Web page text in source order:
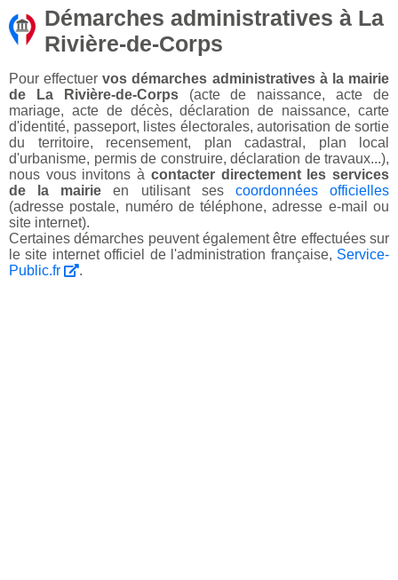
Démarches administratives à La
Rivière-de-Corps
Pour effectuervos démarches administratives à la mairie
de La Rivière-de-Corps(acte de naissance, acte de
mariage, acte de décès, déclaration de naissance, carte
d'identité, passeport, listes électorales, autorisation de sortie
du territoire, recensement, plan cadastral, plan local
d'urbanisme, permis de construire, déclaration de travaux...),
nous vous invitons à contacter directement les services
de la mairie en utilisant ses coordonnées officielles
(adresse postale, numéro de téléphone, adresse e-mail ou
site internet).
Certaines démarches peuvent également être effectuées sur
le site internet officiel de l'administration française, Service-
Public.fr
.